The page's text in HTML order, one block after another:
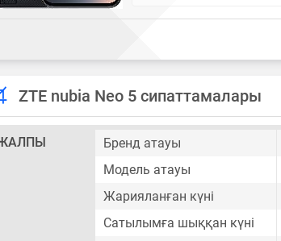
ZTE nubia Neo 5 сипаттамалары
Бренд атауы
Модель атауы
Жарияланған күні
Сатылымға шыққан күні